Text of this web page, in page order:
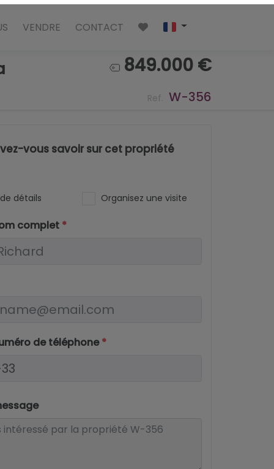
VENDRE CONTACT
849.000 €
Ref. W-356
vous savoir sur cet propriété
détails Organisez une visite
complet *
de téléphone*